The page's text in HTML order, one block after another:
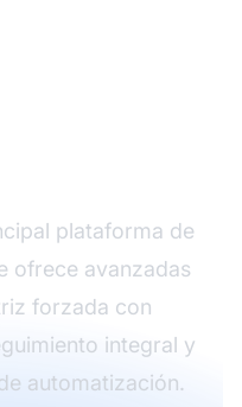
plataforma de
ofrece avanzadas
forzada con
integral y
automatización.